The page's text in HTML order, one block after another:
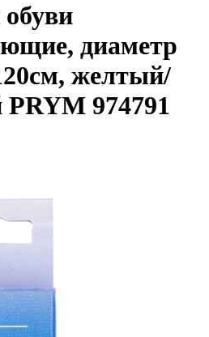
диаметр
желтый/
PRYM 974791